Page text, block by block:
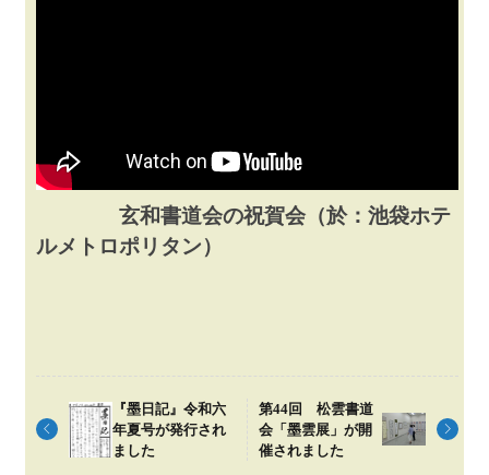
玄和書道会の祝賀会（於：池袋ホテ
ルメトロポリタン）
『墨日記』令和六
年夏号が発行され
ました
第44回 松雲書道
会「墨雲展」が開
催されました